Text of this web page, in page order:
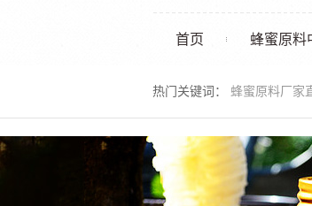
首页 蜂蜜原料
联系我们
热门关键词： 蜂蜜原料厂家